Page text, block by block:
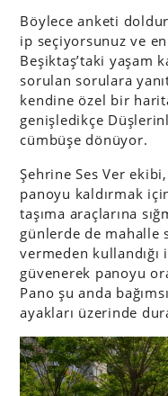
Böylece anketi
ip seçiyorsunuz ve
Beşiktaş’taki yaşam
sorulan sorulara
kendine özel bir
genişledikçe
cümbüşe dönüyor.
Şehrine Ses Ver
panoyu kaldırmak
taşıma araçlarına
günlerde de mahalle
vermeden kullandığı
güvenerek panoyu
Pano şu anda
ayakları üzerinde